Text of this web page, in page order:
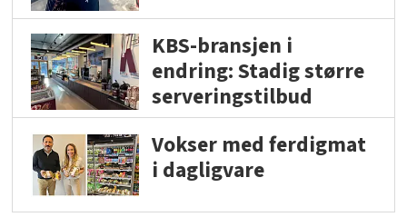
KBS-bransjen i
endring: Stadig større
serveringstilbud
Vokser med ferdigmat
i dagligvare